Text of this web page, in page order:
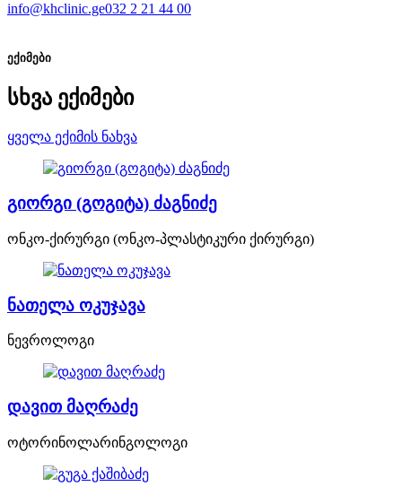
info@khclinic.ge032 2 21 44 00
ექიმები
სხვა ექიმები
ყველა ექიმის ნახვა
გიორგი (გოგიტა) ძაგნიძე
ონკო-ქირურგი (ონკო-პლასტიკური ქირურგი)
ნათელა ოკუჯავა
ნევროლოგი
დავით მაღრაძე
ოტორინოლარინგოლოგი